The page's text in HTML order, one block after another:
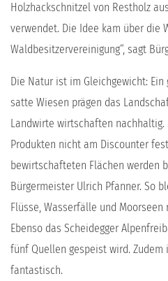
Holzhackschnitzel von Restholz
verwendet. Die Idee kam über die
Waldbesitzervereinigung“, sagt
Die Natur ist im Gleichgewicht:
satte Wiesen prägen das
Landwirte wirtschaften nachhaltig.
Produkten nicht am Discounter
bewirtschafteten Flächen werden
Bürgermeister Ulrich Pfanner. So
Flüsse, Wasserfälle und
Ebenso das Scheidegger
fünf Quellen gespeist wird.
fantastisch.